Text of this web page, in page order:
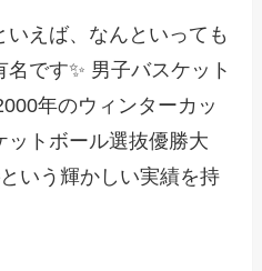
えば、なんといっても
です✨ 男子バスケット
年のウィンターカッ
ットボール選抜優勝大
という輝かしい実績を持